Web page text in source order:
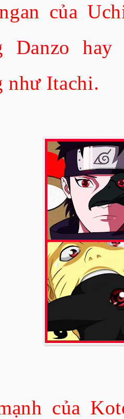
của
Danzo
như Itachi.
của